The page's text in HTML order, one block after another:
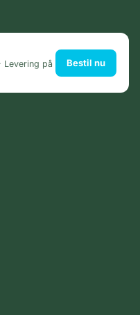
Levering på
Bestil nu